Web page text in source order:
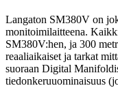
Langaton SM380V on
monitoimilaitteena.
SM380V:hen, ja 300
reaaliaikaiset ja tarkat
suoraan Digital
tiedonkeruuominaisuus